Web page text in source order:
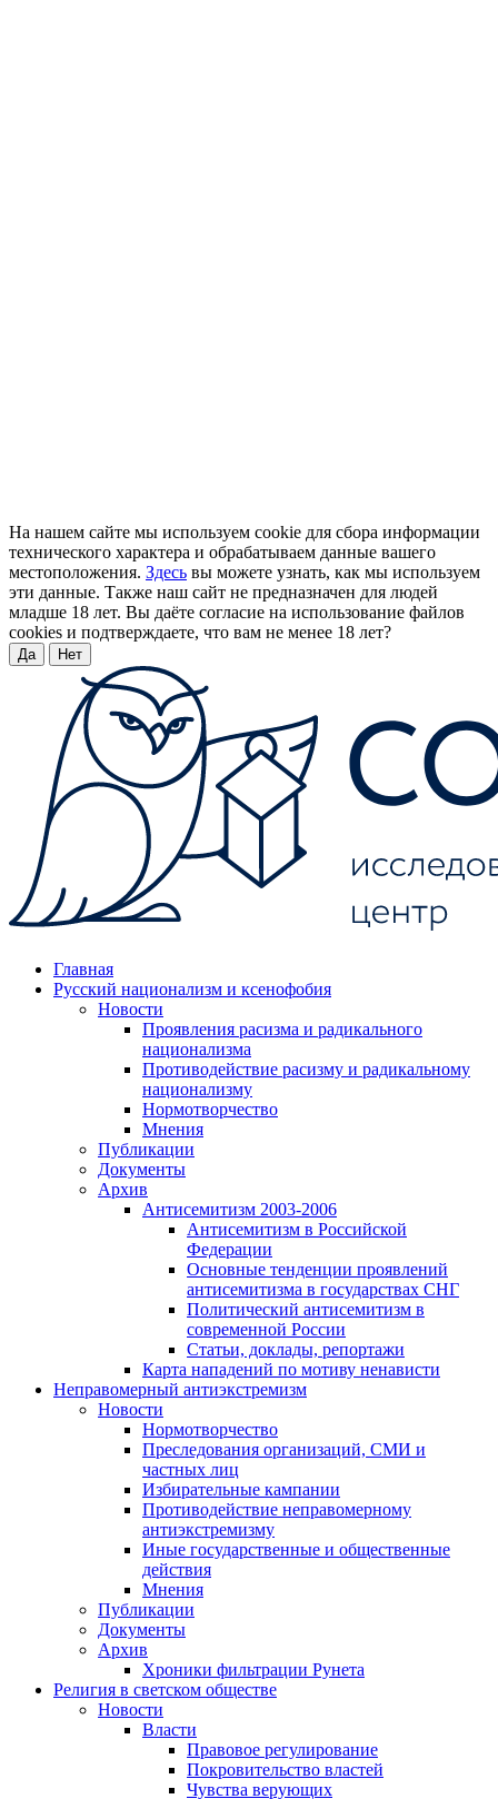
На нашем сайте мы используем cookie для сбора информации
технического характера и обрабатываем данные вашего
местоположения. Здесь вы можете узнать, как мы используем
эти данные. Также наш сайт не предназначен для людей
младше 18 лет. Вы даёте согласие на использование файлов
cookies и подтверждаете, что вам не менее 18 лет?
Да Нет
Главная
Русский национализм и ксенофобия
Новости
Проявления расизма и радикального
национализма
Противодействие расизму и радикальному
национализму
Нормотворчество
Мнения
Публикации
Документы
Архив
Антисемитизм 2003-2006
Антисемитизм в Российской
Федерации
Основные тенденции проявлений
антисемитизма в государствах СНГ
Политический антисемитизм в
современной России
Статьи, доклады, репортажи
Карта нападений по мотиву ненависти
Неправомерный антиэкстремизм
Новости
Нормотворчество
Преследования организаций, СМИ и
частных лиц
Избирательные кампании
Противодействие неправомерному
антиэкстремизму
Иные государственные и общественные
действия
Мнения
Публикации
Документы
Архив
Хроники фильтрации Рунета
Религия в светском обществе
Новости
Власти
Правовое регулирование
Покровительство властей
Чувства верующих